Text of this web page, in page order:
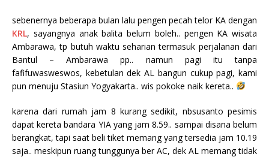
sebenernya beberapa bulan lalu pengen pecah telor KA dengan
KRL, sayangnya anak balita belum boleh.. pengen KA wisata
Ambarawa, tp butuh waktu seharian termasuk perjalanan dari
Bantul – Ambarawa pp.. namun pagi itu tanpa
fafifuwasweswos, kebetulan dek AL bangun cukup pagi, kami
pun menuju Stasiun Yogyakarta.. wis pokoke naik kereta..
karena dari rumah jam 8 kurang sedikit, nbsusanto pesimis
dapat kereta bandara YIA yang jam 8.59.. sampai disana belum
berangkat, tapi saat beli tiket memang yang tersedia jam 10.19
saja.. meskipun ruang tunggunya ber AC, dek AL memang tidak